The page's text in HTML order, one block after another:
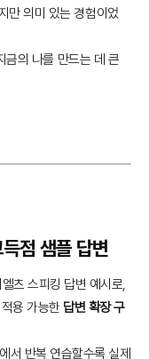
의미 있는 경험이었
의 나를 만드는 데 큰
점 샘플 답변
츠 스피킹 답변 예시로,
용 가능한 답변 확장 구
서 반복 연습할수록 실제